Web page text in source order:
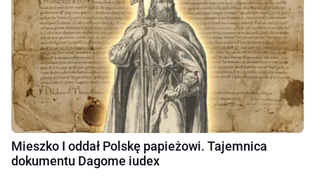
Mieszko I oddał Polskę papieżowi. Tajemnica
dokumentu Dagome iudex